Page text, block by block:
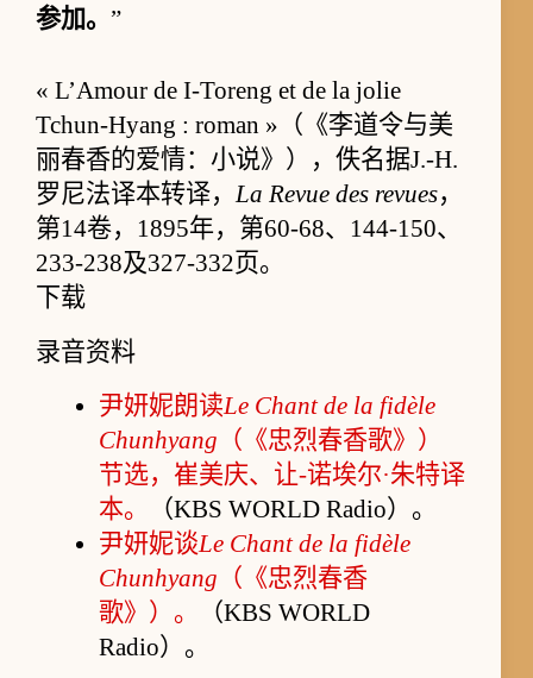
参加。 ”
« L’Amour de I-Toreng et de la jolie
Tchun-Hyang : roman »（《李道令与美
丽春香的爱情：小说》），佚名据J.-H.
罗尼法译本转译，La Revue des revues，
第14卷，1895年，第60-68、144-150、
233-238及327-332页。
下载
录音资料
尹妍妮朗读Le Chant de la fidèle
Chunhyang （《忠烈春香歌》）
节选，崔美庆、让-诺埃尔·朱特译
本。
（KBS WORLD Radio）。
尹妍妮谈Le Chant de la fidèle
Chunhyang （《忠烈春香
歌》）。
（KBS WORLD
Radio）。